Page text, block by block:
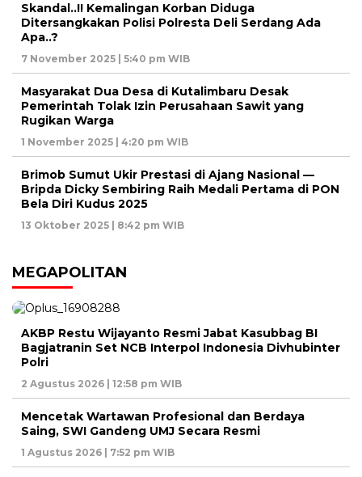
Skandal..!! Kemalingan Korban Diduga
Ditersangkakan Polisi Polresta Deli Serdang Ada
Apa..?
7 November 2025 | 5:40 pm WIB
Masyarakat Dua Desa di Kutalimbaru Desak
Pemerintah Tolak Izin Perusahaan Sawit yang
Rugikan Warga
1 November 2025 | 4:20 pm WIB
Brimob Sumut Ukir Prestasi di Ajang Nasional —
Bripda Dicky Sembiring Raih Medali Pertama di PON
Bela Diri Kudus 2025
13 Oktober 2025 | 8:42 pm WIB
MEGAPOLITAN
AKBP Restu Wijayanto Resmi Jabat Kasubbag BI
Bagjatranin Set NCB Interpol Indonesia Divhubinter
Polri
2 Agustus 2026 | 12:58 pm WIB
Mencetak Wartawan Profesional dan Berdaya
Saing, SWI Gandeng UMJ Secara Resmi
1 Agustus 2026 | 7:52 pm WIB